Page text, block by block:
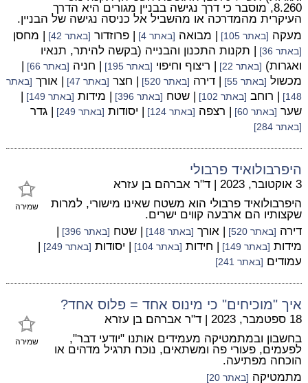
8.260, מוסבר כי דרך נגישה בבניין מגורים היא הדרך
העיקרית מהמדרכה או מהשביל אל כניסה נגישה של הבניין.
מעקה [באתר 105] | מבואה [באתר 4] | פרוזדור [באתר 42] | מחסן
[באתר 36]
| תקנות התכנון והבנייה (בקשה להיתר, תנאיו
ואגרות) [באתר 22] | ריצוף וחיפוי [באתר 195] | חניה [באתר 66]
|
מכשול [באתר 55] | דירה [באתר 520] | חצר [באתר 47] | אורך [באתר
148]
| רוחב [באתר 102] | שטח [באתר 396] | מידות [באתר 149]
|
שער [באתר 60] | רצפה [באתר 124] | יסודות [באתר 249] | גדר
[באתר 284]
היפרבולואיד פרבולי
שמירה
3 אוקטובר, 2023 | ד"ר אברהם בן עזרא
היפרבולואיד פרבולי הוא משטח שאינו מישורי, למרות
שקצותיו הם ארבעה קווים ישרים.
דירה [באתר 520] | אורך [באתר 148] | שטח [באתר 396]
|
מידות [באתר 149] | חידות [באתר 104] | יסודות [באתר 249]
|
עמודים [באתר 241]
איך "מוכיחים" כי מינוס אחד = פלוס אחד?
שמירה
18 ספטמבר, 2023 | ד"ר אברהם בן עזרא
בחשבון ובמתמטיקה מעמידים אותנו "יודעי דבר",
לפעמים, פעורי פה ומשתאים, נוכח תרגיל מדהים או
הוכחה מפתיעה.
מתמטיקה [באתר 20]